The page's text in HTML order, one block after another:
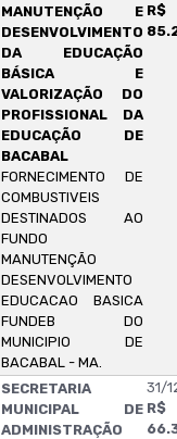
MANUTENÇÃO E
DESENVOLVIMENTO
DA EDUCAÇÃO
BÁSICA E
VALORIZAÇÃO DO
PROFISSIONAL DA
EDUCAÇÃO DE
BACABAL
FORNECIMENTO DE
COMBUSTIVEIS
DESTINADOS AO
FUNDO
MANUTENÇÃO
DESENVOLVIMENTO
EDUCACAO BASICA
FUNDEB DO
MUNICIPIO DE
BACABAL - MA.
R$
SECRETARIA
MUNICIPAL DE
ADMINISTRAÇÃO
31/
R$